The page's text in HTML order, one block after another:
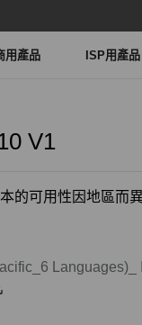
用產品 ISP用產品
V1
的可用性因地區而
Languages)_